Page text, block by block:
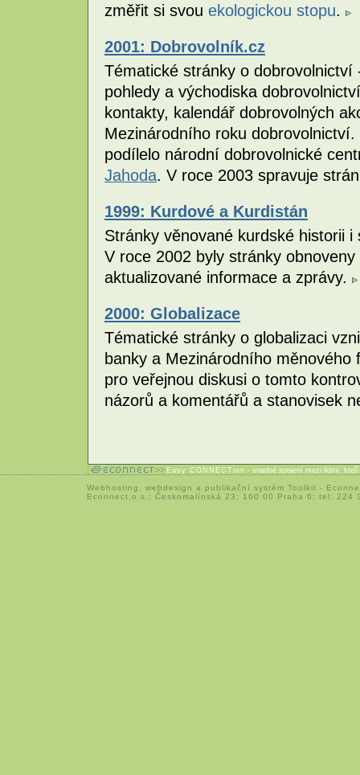
změřit si svou ekologickou stopu.
2001: Dobrovolník.cz
Tématické stránky o
pohledy a východiska
kontakty, kalendář dobrovolných
Mezinárodního roku
podílelo národní dobrovolnické
Jahoda. V roce 2003 spravuje
1999: Kurdové a Kurdistán
Stránky věnované kurdské historii i
V roce 2002 byly stránky
aktualizované informace a zprávy.
2000: Globalizace
Tématické stránky o globalizaci
banky a Mezinárodního
pro veřejnou diskusi o tomto
názorů a komentářů a stanovisek
Easy CONNECTion - snadné spojení mezi lidmi,
Webhosting webdesign a publikační systém Toolkit -
Econnect,o.s.; Českomalínská 23; 160 00 Praha 6; tel: 224